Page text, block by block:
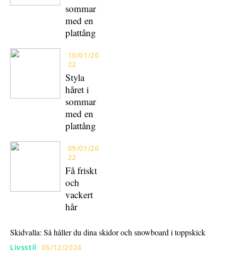
sommar
med en
plattång
10/01/20
22
Styla
håret i
sommar
med en
plattång
09/01/20
22
Få friskt
och
vackert
hår
Skidvalla: Så håller du dina skidor och snowboard i toppskick
Livsstil 05/12/2024